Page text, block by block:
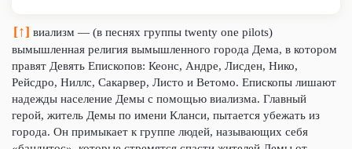
[↑] виализм — (в песнях группы twenty one pilots)
вымышленная религия вымышленного города Дема, в котором
правят Девять Епископов: Кеонс, Андре, Лисден, Нико,
Рейсдро, Ниллс, Сакарвер, Листо и Ветомо. Епископы лишают
надежды население Демы с помощью виализма. Главный
герой, житель Демы по имени Кланси, пытается убежать из
города. Он примыкает к группе людей, называющих себя